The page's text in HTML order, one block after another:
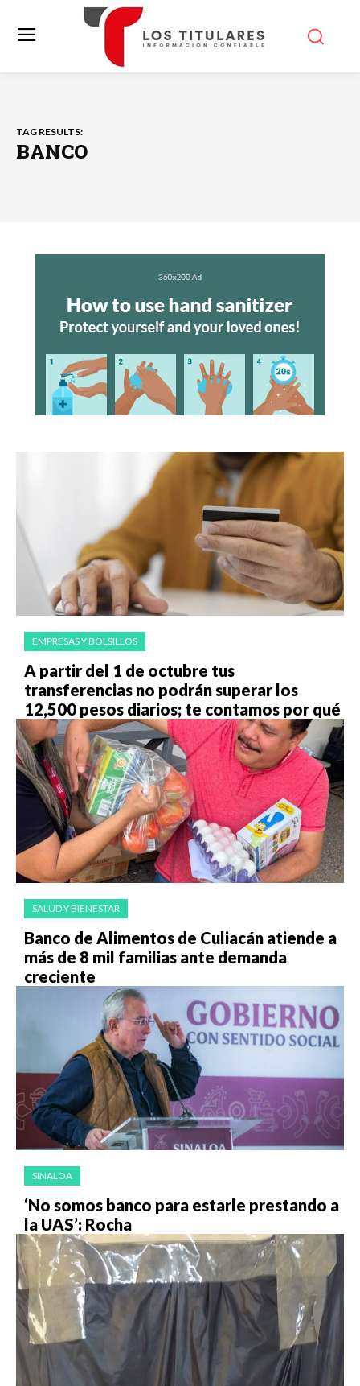
TAG RESULTS:
BANCO
EMPRESAS Y BOLSILLOS
A partir del 1 de octubre tus
transferencias no podrán superar los
12,500 pesos diarios; te contamos por qué
SALUD Y BIENESTAR
Banco de Alimentos de Culiacán atiende a
más de 8 mil familias ante demanda
creciente
SINALOA
‘No somos banco para estarle prestando a
la UAS’: Rocha